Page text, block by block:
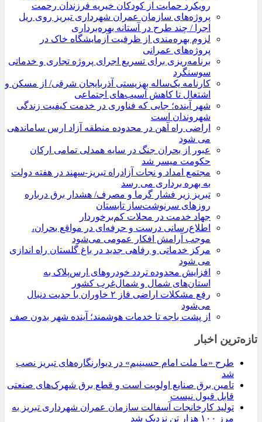
رویکرد حمایت از کودکان خیریه فرزندان رحمت
پروژه‌های سازمان عمران شهرداری تبریز روی ریل
اجرا / چند طرح در آستانه بهره‌برداری
لزوم بهره‌مندی از ظرفیت آزمایشگاه خاک در
پروژه‌های عمرانی
برنامه‌ریزی برای تسریع اجرای پروژه تجاری و خدماتی
سوسنگرد
کارنامه یک‌ساله بهزیستی آذربایجان شرقی/ از مسکن و
اشتغال تا کاهش آسیب‌های اجتماعی
شهر آینده؛ جایی که فناوری در خدمت کیفیت زندگی
شهروندان است
اراضی راه آهن در محدوده منطقه آزاد ارس ساماندهی
می شود
عبور از بحران جنگ در سایه همدلی تمامی ارکان
حکومت میسر شد
مجتمع امداد و نجات آزادراه تبریز-سهند در هفته دولت
به بهره ‌برداری می‌ رسد
تبریز زیر فشار گرما و مصرف/ هشدار برق درباره
روزهای سرنوشت‌ساز تابستان
جهاد خدمت در محلات کم‌برخوردار
اطلاع‌رسانی درست و حرفه‌ای در مواقع بحران،
موجب آرامش افکار عمومی می‌شود
مرکز خدماتی و رفاهی جدید در باغ گلستان راه اندازی
می شود
افزایش محدوده تردد خودروهای ارس‌پلاک به
استان‌های شمال و شمال‌غرب کشور
رفع مشکلات اراضی فاز ۲ خاوران با جدیت دنبال
می‌شود
از پشت باجه تا خدمات هوشمند؛ آینده شهر بدون صف
تازه‌ترین اخبار
طرح «ما ملت امام حسینیم» در دیوارنگاره‌های تبریز نصب
شد
تامین برق صنایع اولویت است و قطع برق شهرک‌های صنعتی
قابل قبول نیست
تولید کارخانجات آسفالت سازمان عمران شهرداری تبریز به
مرز ۱۰۰ هزار تن نزدیک شد